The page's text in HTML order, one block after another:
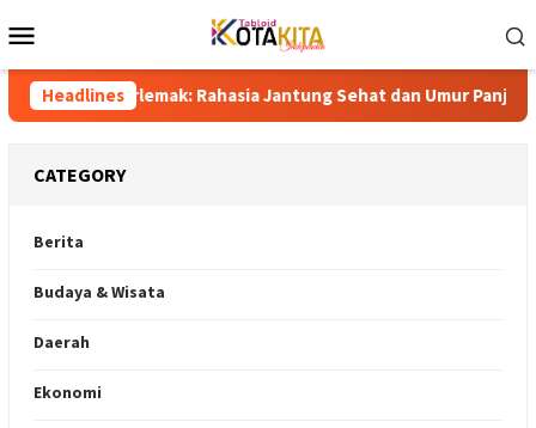
to
Menu
HeadlinesRahasia Jantung Sehat dan Umur Panjang
CATEGORY
Berita
Budaya & Wisata
Daerah
Ekonomi